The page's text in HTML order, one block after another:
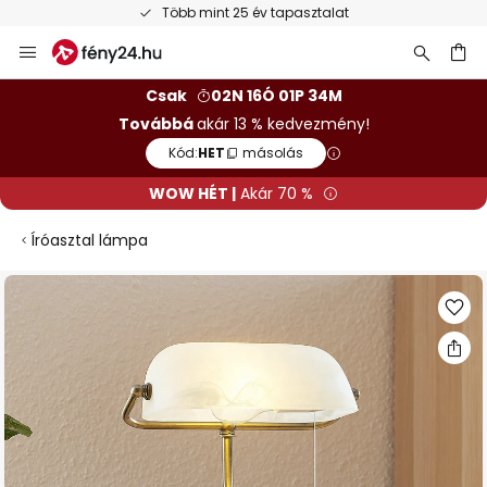
Több mint 25 év tapasztalat
Ugrás
a
Csak
02N 16Ó 01P 33M
Továbbáakár 13 % kedvezmény!
Kód:HET másolás
WOW HÉT | Akár 70 %
Íróasztal lámpa
Ugrás
képgaléria
végére